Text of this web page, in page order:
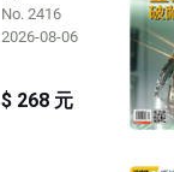
No. 2416
2026-08-06
$ 268 元